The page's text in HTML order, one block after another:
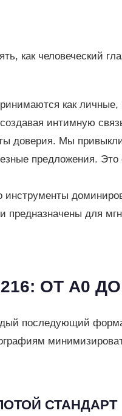
как человеческий
как
интимную
доверия. Мы
предложения. Это
инструменты
для
ОТ А0
последующий
СТАНДАРТ